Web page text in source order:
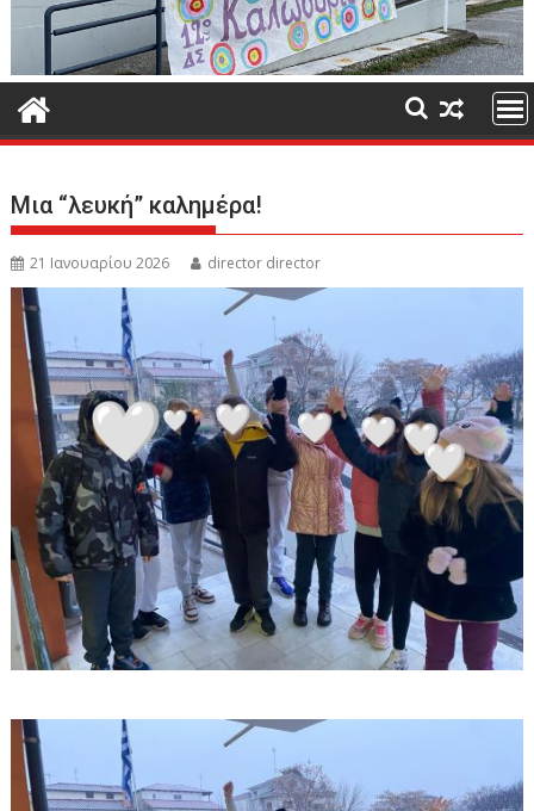
Μια “λευκή” καλημέρα!
21 Ιανουαρίου 2026 director director